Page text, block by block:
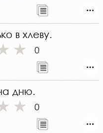
в хлеву.
0
дню.
0